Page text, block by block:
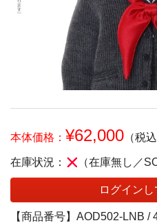
本体価格： ¥62,000 （税
在庫状況： （在庫無し／
ログイン
【商品番号】 AOD502-LNB /